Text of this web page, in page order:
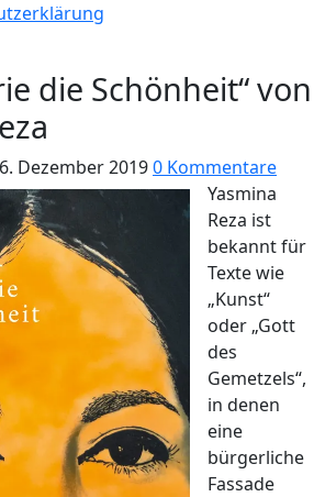
die Schönheit“ von
Dezember 20190 Kommentare
Yasmina
Reza ist
bekannt für
Texte wie
„Kunst“
oder „Gott
des
Gemetzels“,
in denen
eine
bürgerliche
Fassade